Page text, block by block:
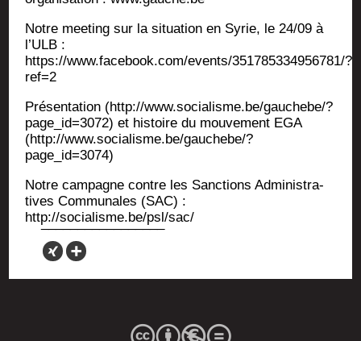
Notre mee­ting sur la situa­tion en Syrie, le 24/09 à
l’ULB :
https://www.facebook.com/events/351785334956781/?
ref=2
Pré­sen­ta­tion (http://www.socialisme.be/gauchebe/?
page_id=3072) et his­toire du mou­ve­ment EGA
(http://www.socialisme.be/gauchebe/?
page_id=3074)
Notre cam­pagne contre les Sanc­tions Admi­nis­tra­
tives Com­mu­nales (SAC) :
http://socialisme.be/psl/sac/